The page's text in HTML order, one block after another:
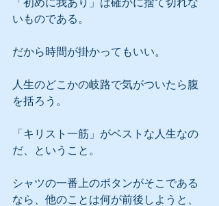
「初めに我あり」は確かに捨て切れな
いものである。
だから時間が掛かってもいい。
人生のどこかの岐路で気がついたら腹
を括ろう。
「キリスト一筋」がベストな人生なの
だ、ということ。
シャツの一番上のボタンがそこである
なら、他のことは何が前後しようと、